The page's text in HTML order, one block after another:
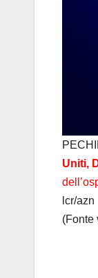
Uniti,
lcr/azn
(Fonte